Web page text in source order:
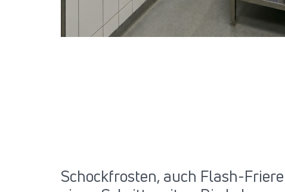
Schockfrosten, auch Flash-